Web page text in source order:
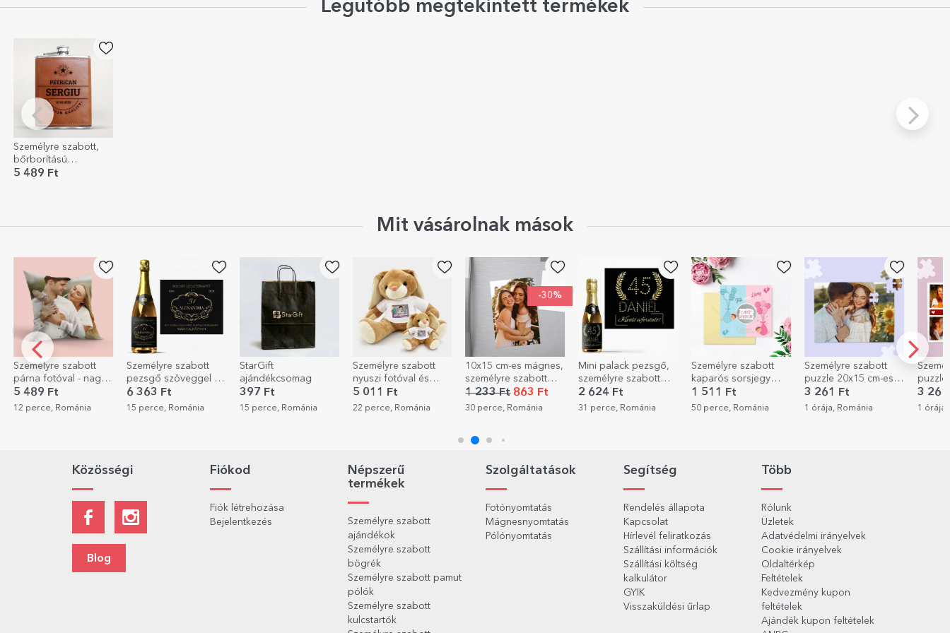
Legutóbb megtekintett termékek
Személyre szabott,
bőrborítású
zsebpalack névvel
5 489 Ft
Mit vásárolnak mások
Személyre szabott
pezsgő szöveggel -
Elegáns
6 363 Ft
15 perce, Románia
StarGift
ajándékcsomag
397 Ft
15 perce, Románia
Személyre szabott
nyuszi fotóval és
szöveggel – Boldog
születésnapot, kicsim!
5 011 Ft
22 perce, Románia
10x15 cm-es mágnes,
személyre szabott
fotóval
1 233 Ft
30 perce, Románia
Mini palack pezsgő,
személyre szabott
szöveggel,
születésnapra - Arany
2 624 Ft
31 perce, Románia
Személyre szabott
kaparós sorsjegy
üzenettel – Nem
kiderítése
1 511 Ft
50 perce, Románia
Személyre szabott
puzzle 20x15 cm-es
fotóval
3 261 Ft
1 órája, Románia
Személyre szabott
puzzle 4 fotóval és
szöveggel - Pillanatok
3 261 Ft
1 órája, Románia
fotóval
9
1 órája,
Közösségi
Blog
Fiókod
Fiók létrehozása
Bejelentkezés
Népszerű
termékek
Személyre szabott
ajándékok
Személyre szabott
bögrék
Személyre szabott pamut
pólók
Személyre szabott
kulcstartók
Szolgáltatások
Fotónyomtatás
Mágnesnyomtatás
Pólónyomtatás
Segítség
Rendelés állapota
Kapcsolat
Hírlevél feliratkozás
Szállítási információk
Szállítási költség
kalkulátor
GYIK
Visszaküldési űrlap
Több
Rólunk
Üzletek
Adatvédelmi irányelvek
Cookie irányelvek
Oldaltérkép
Feltételek
Kedvezmény kupon
feltételek
Ajándék kupon feltételek